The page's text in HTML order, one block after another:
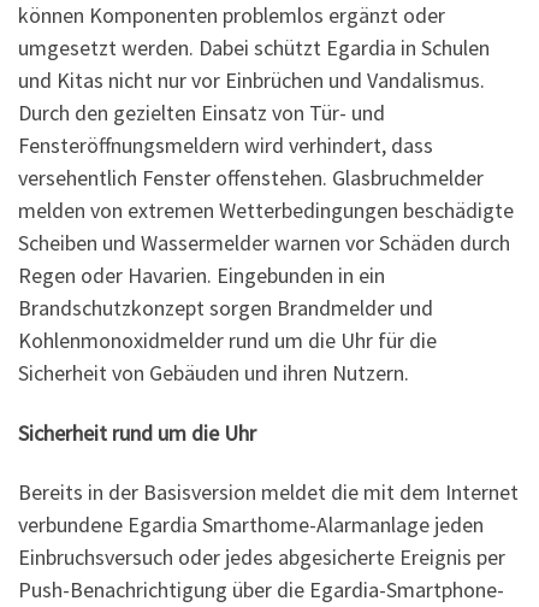
können Komponenten problemlos ergänzt oder
umgesetzt werden. Dabei schützt Egardia in Schulen
und Kitas nicht nur vor Einbrüchen und Vandalismus.
Durch den gezielten Einsatz von Tür- und
Fensteröffnungsmeldern wird verhindert, dass
versehentlich Fenster offenstehen. Glasbruchmelder
melden von extremen Wetterbedingungen beschädigte
Scheiben und Wassermelder warnen vor Schäden durch
Regen oder Havarien. Eingebunden in ein
Brandschutzkonzept sorgen Brandmelder und
Kohlenmonoxidmelder rund um die Uhr für die
Sicherheit von Gebäuden und ihren Nutzern.
Sicherheit rund um die Uhr
Bereits in der Basisversion meldet die mit dem Internet
verbundene Egardia Smarthome-Alarmanlage jeden
Einbruchsversuch oder jedes abgesicherte Ereignis per
Push-Benachrichtigung über die Egardia-Smartphone-